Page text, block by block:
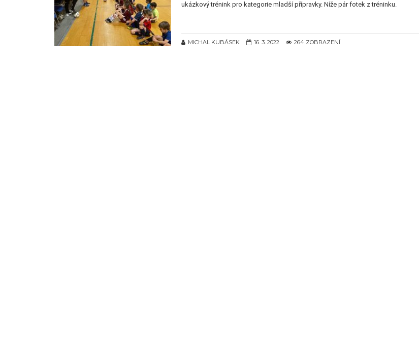
ukázkový trénink pro kategorie mladší přípravky. Níže pár fotek z tréninku.
MICHAL KUBÁSEK 16. 3. 2022 264 ZOBRAZENÍ